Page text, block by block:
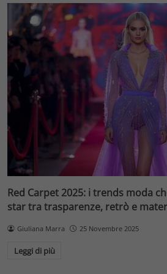
Red Carpet 2025: i trends moda
star tra trasparenze, retrò e
Giuliana Marra 25 Novembre 2025
Leggi di più